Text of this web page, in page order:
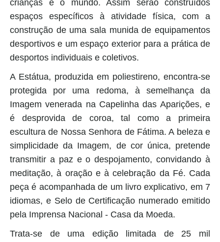
crianças e o mundo. Assim serão construídos
espaços específicos à atividade física, com a
construção de uma sala munida de equipamentos
desportivos e um espaço exterior para a prática de
desportos individuais e coletivos.
A Estátua, produzida em poliestireno, encontra-se
protegida por uma redoma, à semelhança da
Imagem venerada na Capelinha das Aparições, e
é desprovida de coroa, tal como a primeira
escultura de Nossa Senhora de Fátima. A beleza e
simplicidade da Imagem, de cor única, pretende
transmitir a paz e o despojamento, convidando à
meditação, à oração e à celebração da Fé. Cada
peça é acompanhada de um livro explicativo, em 7
idiomas, e Selo de Certificação numerado emitido
pela Imprensa Nacional - Casa da Moeda.
Trata-se de uma edição limitada de 25 mil